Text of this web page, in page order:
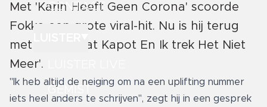
CONTACT
GEMIST
Met 'Karin Heeft Geen Corona' scoorde
Fokko een grote viral-hit. Nu is hij terug
met 'Alles Gaat Kapot En Ik trek Het Niet
Meer'.
"Ik heb altijd de neiging om na een uplifting nummer
iets heel anders te schrijven", zegt hij in een gesprek